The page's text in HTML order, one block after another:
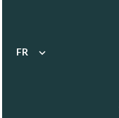
FR